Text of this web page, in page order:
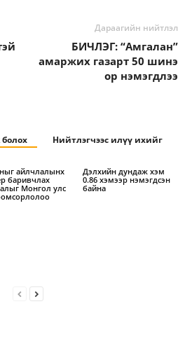
Дараагийн нийтлэл
БИЧЛЭГ: “Амгалан”
амаржих газарт 50 шинэ
ор нэмэгдлээ
Нийтлэгчээс илүү ихийг
айлчлалынх
баривчлах
Монгол улс
Дэлхийн дундаж хэм
0.86 хэмээр нэмэгдсэн
байна